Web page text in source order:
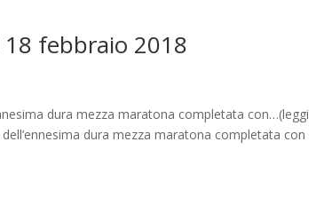
febbraio 2018
dura mezza maratona completata con…(leggi
dura mezza maratona completata con